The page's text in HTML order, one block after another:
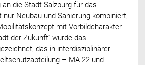
an die Stadt Salzburg für das
nur Neubau und Sanierung kombiniert,
mit Vorbildcharakter
der Zukunft“ wurde das
das in interdisziplinärer
– MA 22 und